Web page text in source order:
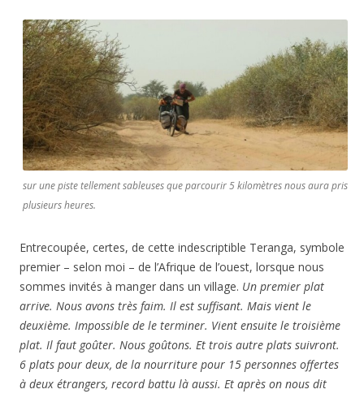
sur une piste tellement sableuses que parcourir 5 kilomètres nous aura pris
plusieurs heures.
Entrecoupée, certes, de cette indescriptible Teranga, symbole
premier – selon moi – de l’Afrique de l’ouest, lorsque nous
sommes invités à manger dans un village. Un premier plat
arrive. Nous avons très faim. Il est suffisant. Mais vient le
deuxième. Impossible de le terminer. Vient ensuite le troisième
plat. Il faut goûter. Nous goûtons. Et trois autre plats suivront.
6 plats pour deux, de la nourriture pour 15 personnes offertes
à deux étrangers, record battu là aussi. Et après on nous dit